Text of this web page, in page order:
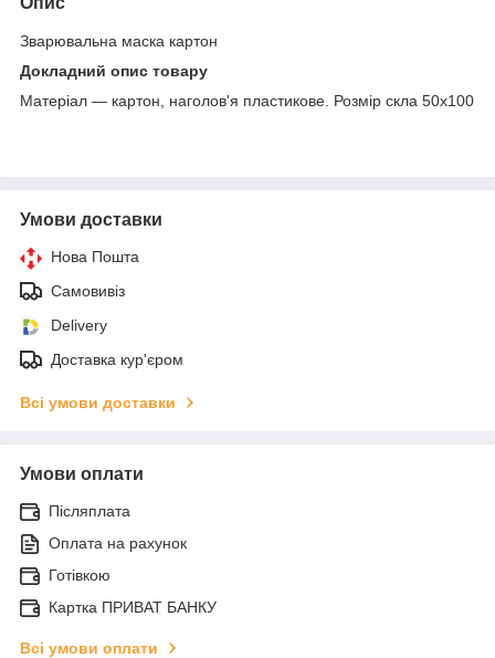
Зварювальна маска картон
Докладний опис товару
Матеріал — картон, наголов'я пластикове. Розмір скла 50х100
Умови доставки
Нова Пошта
Самовивіз
Delivery
Доставка кур'єром
Всі умови доставки
Умови оплати
Післяплата
Оплата на рахунок
Готівкою
Картка ПРИВАТ БАНКУ
Всі умови оплати